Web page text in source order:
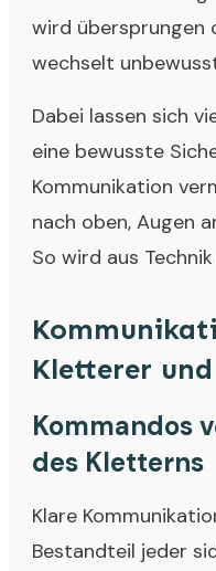
wird übersprungen
wechselt
Dabei lassen sich
eine bewusste
Kommunikation
nach oben, Augen
So wird aus
Kletterer
Kommandos
des Kletterns
Klare
Bestandteil jeder